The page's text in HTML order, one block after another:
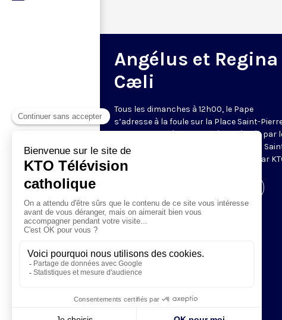
Angélus et Regina
Cæli
Tous les dimanches à 12h00, le Pape
s’adresse à la foule sur la Place Saint-
de Rome. La prière de l’Angélus, récitée par
Pape, est précédée d’une allocution du
Père. Retransmis et traduit en direct par